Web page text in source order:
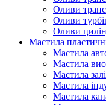
Оливи
Оливи
Оливи
Мастила
Мастила
Мастила
Мастила
Мастила
Мастила